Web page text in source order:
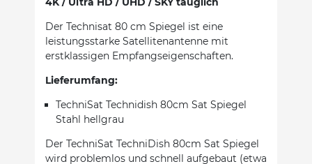
Der Technisat 80 cm Spiegel ist eine
leistungsstarke Satellitenantenne mit
erstklassigen Empfangseigenschaften.
Lieferumfang:
TechniSat Technidish 80cm Sat Spiegel
Stahl hellgrau
Der TechniSat TechniDish 80cm Sat Spiegel
wird problemlos und schnell aufgebaut (etwa